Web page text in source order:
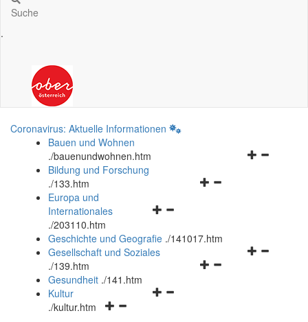
Suche
.
Coronavirus: Aktuelle Informationen
Bauen und Wohnen
./bauenundwohnen.htm
Navigationsmenü
Bildung und Forschung
./133.htm
Navigationsmenü
und
schließen
Europa und
Internationales
./203110.htm
Geschichte und Geografie ./141017.htm
Navigationsmenü
Gesellschaft und Soziales
./139.htm
Navigationsmenü
Gesundheit ./141.htm
Navigationsmenü
Kultur
./kultur.htm